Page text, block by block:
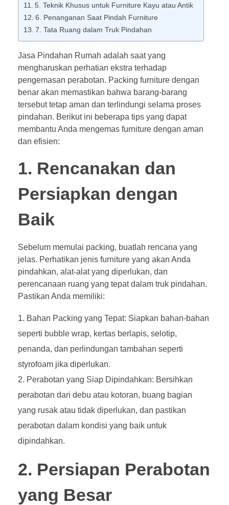
5. Teknik Khusus untuk Furniture Kayu atau Antik
6. Penanganan Saat Pindah Furniture
7. Tata Ruang dalam Truk Pindahan
Jasa Pindahan Rumah adalah saat yang
mengharuskan perhatian ekstra terhadap
pengemasan perabotan. Packing furniture dengan
benar akan memastikan bahwa barang-barang
tersebut tetap aman dan terlindungi selama proses
pindahan. Berikut ini beberapa tips yang dapat
membantu Anda mengemas furniture dengan aman
dan efisien:
1. Rencanakan dan
Persiapkan dengan
Baik
Sebelum memulai packing, buatlah rencana yang
jelas. Perhatikan jenis furniture yang akan Anda
pindahkan, alat-alat yang diperlukan, dan
perencanaan ruang yang tepat dalam truk pindahan.
Pastikan Anda memiliki:
Bahan Packing yang Tepat: Siapkan bahan-bahan
seperti bubble wrap, kertas berlapis, selotip,
penanda, dan perlindungan tambahan seperti
styrofoam jika diperlukan.
Perabotan yang Siap Dipindahkan: Bersihkan
perabotan dari debu atau kotoran, buang bagian
yang rusak atau tidak diperlukan, dan pastikan
perabotan dalam kondisi yang baik untuk
dipindahkan.
2. Persiapan Perabotan
yang Besar